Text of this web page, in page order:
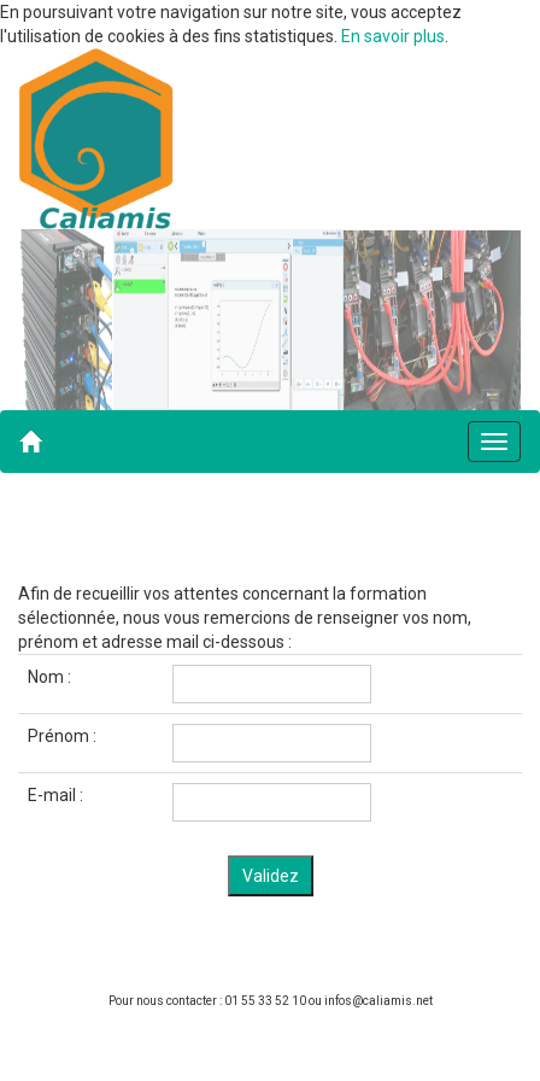
En poursuivant votre navigation sur notre site, vous acceptez
l'utilisation de cookies à des fins statistiques. En savoir plus
Afin de recueillir vos attentes concernant la formation
sélectionnée, nous vous remercions de renseigner vos nom,
prénom et adresse mail ci-dessous :
Nom :
Prénom :
E-mail :
Pour nous contacter : 01 55 33 52 10 ou infos@caliamis.net